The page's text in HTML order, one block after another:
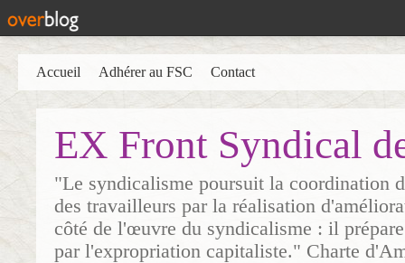
EX Front Syndical
"Le syndicalisme poursuit la coordination
des travailleurs par la réalisation
côté de l'œuvre du syndicalisme : il
par l'expropriation capitaliste." Charte
Accueil Adhérer au FSC Contact